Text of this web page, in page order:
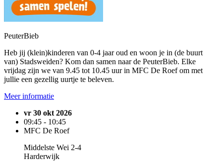
PeuterBieb
Heb jij (klein)kinderen van 0-4 jaar oud en woon je in (de buurt
van) Stadsweiden? Kom dan samen naar de PeuterBieb. Elke
vrijdag zijn we van 9.45 tot 10.45 uur in MFC De Roef om met
jullie een gezellig uurtje te beleven.
Meer informatie
vr 30 okt 2026
09:45 - 10:45
MFC De Roef
Middelste Wei 2-4
Harderwijk